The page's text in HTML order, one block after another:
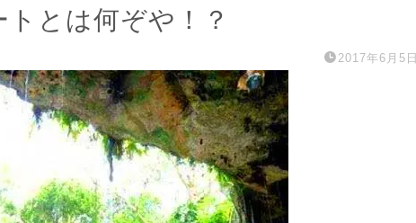
とは何ぞや！？
2017年6月5日